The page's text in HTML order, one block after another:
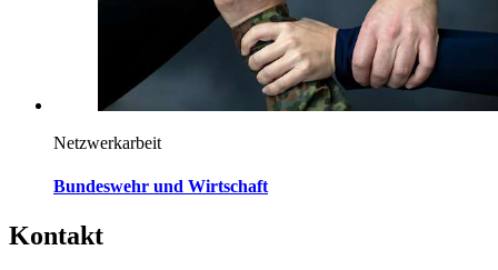
Netzwerkarbeit
Bundeswehr und Wirtschaft
Kontakt